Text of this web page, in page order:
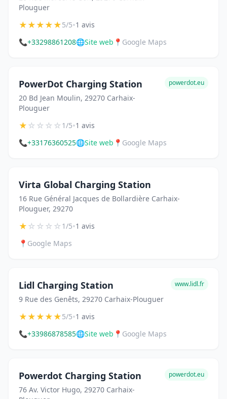
Plouguer
★★★★★5/5•1 avis
📞+33298861208🌐Site web 📍 Google Maps
PowerDot Charging Station
20 Bd Jean Moulin, 29270 Carhaix-
Plouguer
powerdot.eu
★☆☆☆☆1/5•1 avis
📞+33176360525🌐Site web 📍 Google Maps
Virta Global Charging Station
16 Rue Général Jacques de Bollardière Carhaix-
Plouguer, 29270
★☆☆☆☆1/5•1 avis
📍 Google Maps
Lidl Charging Station
9 Rue des Genêts, 29270 Carhaix-Plouguer
www.lidl.fr
★★★★★5/5•1 avis
📞+33986878585🌐Site web 📍 Google Maps
Powerdot Charging Station
76 Av. Victor Hugo, 29270 Carhaix-
powerdot.eu